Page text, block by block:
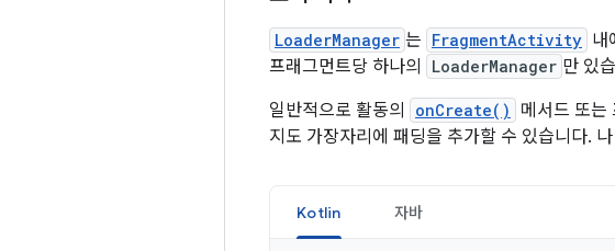
LoaderManager 는 FragmentActivity 내
프래그먼트당 하나의
LoaderManager 만 있
일반적으로 활동의
onCreate() 메서드 또는
지도 가장자리에 패딩을 추가할 수 있습니다.
Kotlin 자바